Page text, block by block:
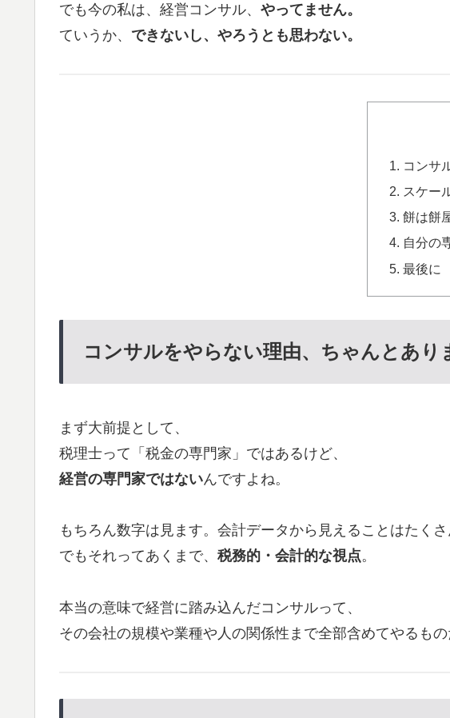
でも今の私は、経営コンサル、 やってません。
ていうか、 できないし、やろうとも思わない。
コンサ
スケー
餅は餅
自分の
最後に
コンサルをやらない理由、ちゃんとあり
まず大前提として、
税理士って「税金の専門家」ではあるけど、
経営の専門家ではないんですよね。
もちろん数字は見ます。会計データから見えることはたくさ
でもそれってあくまで、 税務的・会計的な視点。
本当の意味で経営に踏み込んだコンサルって、
その会社の規模や業種や人の関係性まで全部含めてやるもの